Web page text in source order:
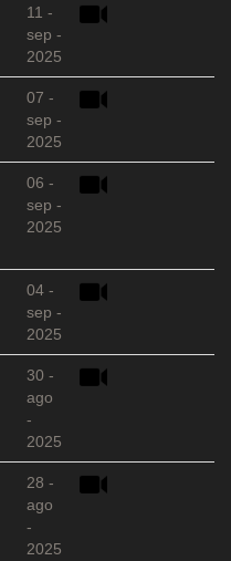
11 -
sep -
2025
07 -
sep -
2025
06 -
sep -
2025
04 -
sep -
2025
30 -
ago
-
2025
28 -
ago
-
2025